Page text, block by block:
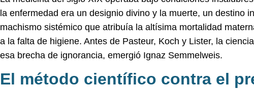
la enfermedad era un designio divino y la muerte, un destino
machismo sistémico que atribuía la altísima mortalidad
a la falta de higiene. Antes de Pasteur, Koch y Lister, la
esa brecha de ignorancia, emergió Ignaz Semmelweis.
El método científico contra el